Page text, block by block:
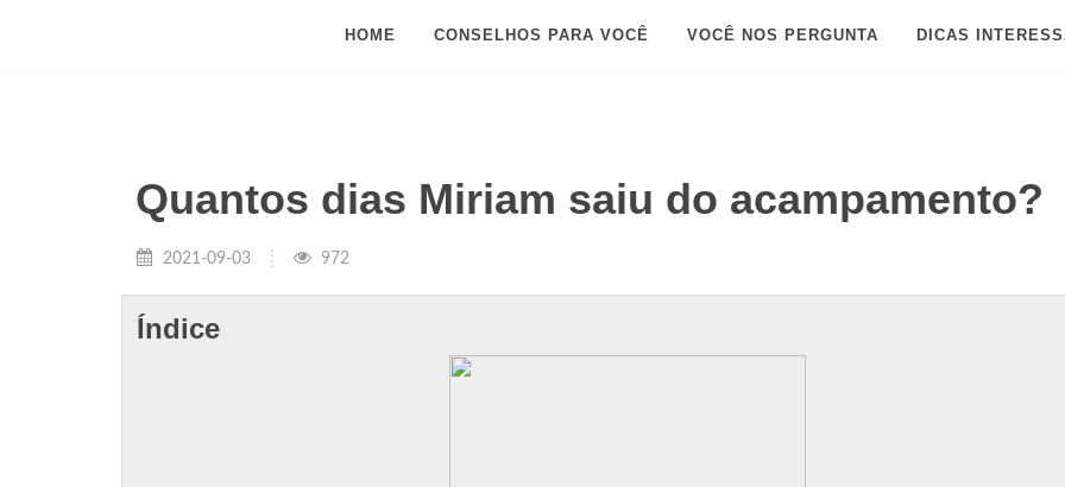
HOME CONSELHOS PARA VOCÊ VOCÊ NOS PERGUNTA DICAS
Quantos dias Miriam saiu do acampamento?
2021-09-03 972
Índice